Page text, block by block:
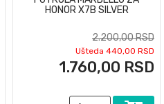
HONOR X7B SILVER
2.200,00 RSD
Ušteda 440,00 RSD
1.760,00 RSD